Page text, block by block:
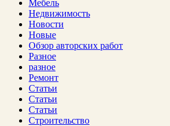
Мебель
Недвижимость
Новости
Новые
Обзор авторских работ
Разное
разное
Ремонт
Статьи
Статьи
Статьи
Строительство